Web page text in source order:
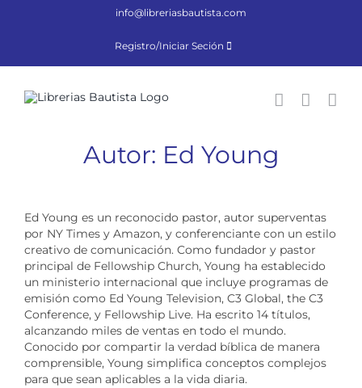
info@libreriasbautista.com
Registro/Iniciar Seción
Autor: Ed Young
Ed Young es un reconocido pastor, autor superventas
por NY Times y Amazon, y conferenciante con un estilo
creativo de comunicación. Como fundador y pastor
principal de Fellowship Church, Young ha establecido
un ministerio internacional que incluye programas de
emisión como Ed Young Television, C3 Global, the C3
Conference, y Fellowship Live. Ha escrito 14 títulos,
alcanzando miles de ventas en todo el mundo.
Conocido por compartir la verdad bíblica de manera
comprensible, Young simplifica conceptos complejos
para que sean aplicables a la vida diaria.